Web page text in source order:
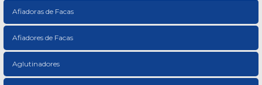
Afiadoras de Facas
Afiadores de Facas
Aglutinadores